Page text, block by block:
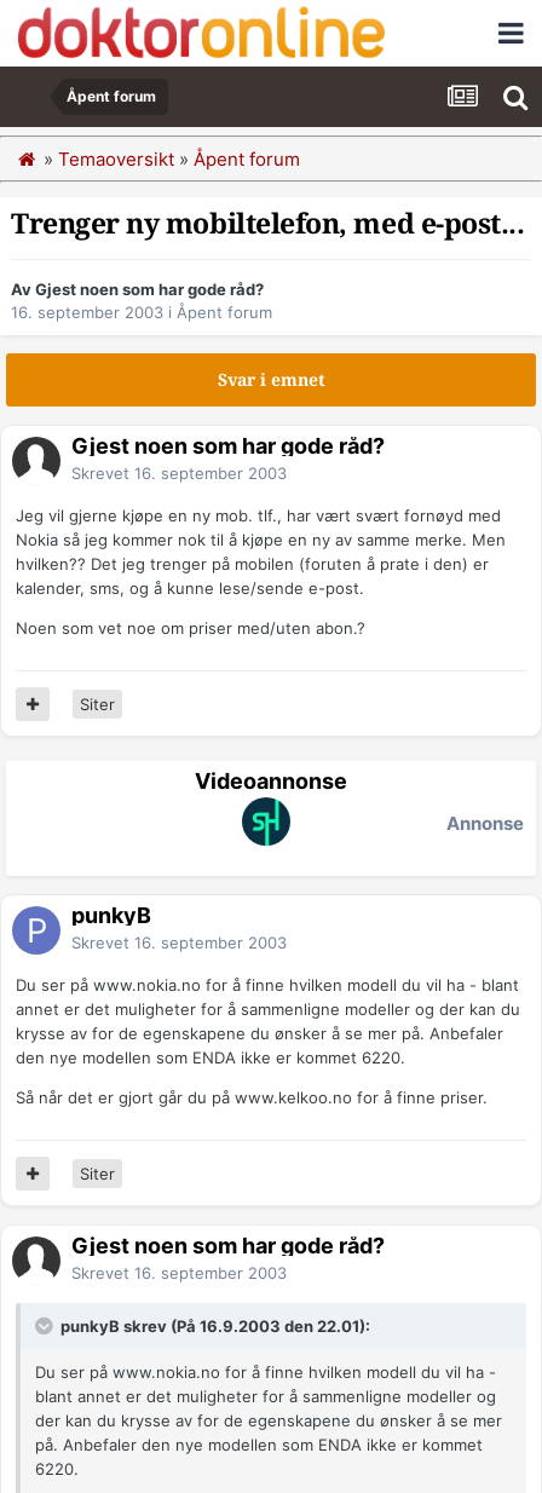
Åpent forum
» Temaoversikt » Åpent forum
Trenger ny mobiltelefon, med e-post...
Av Gjest noen som har gode råd?
16. september 2003 i Åpent forum
Svar i emnet
Gjest noen som har gode råd?
Skrevet 16. september 2003
Jeg vil gjerne kjøpe en ny mob. tlf., har vært svært fornøyd med
Nokia så jeg kommer nok til å kjøpe en ny av samme merke. Men
hvilken?? Det jeg trenger på mobilen (foruten å prate i den) er
kalender, sms, og å kunne lese/sende e-post.
Noen som vet noe om priser med/uten abon.?
Siter
Videoannonse
Annonse
punkyB
Skrevet 16. september 2003
Du ser på www.nokia.no for å finne hvilken modell du vil ha - blant
annet er det muligheter for å sammenligne modeller og der kan du
krysse av for de egenskapene du ønsker å se mer på. Anbefaler
den nye modellen som ENDA ikke er kommet 6220.
Så når det er gjort går du på www.kelkoo.no for å finne priser.
Siter
Gjest noen som har gode råd?
Skrevet 16. september 2003
punkyB skrev (På 16.9.2003 den 22.01):
Du ser på www.nokia.no for å finne hvilken modell du vil ha -
blant annet er det muligheter for å sammenligne modeller og
der kan du krysse av for de egenskapene du ønsker å se mer
på. Anbefaler den nye modellen som ENDA ikke er kommet
6220.